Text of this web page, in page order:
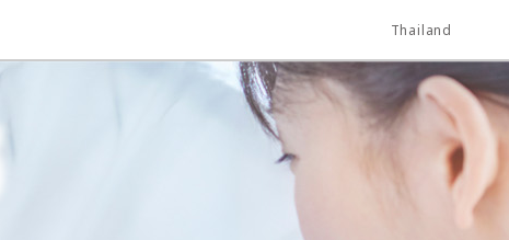
Thailand